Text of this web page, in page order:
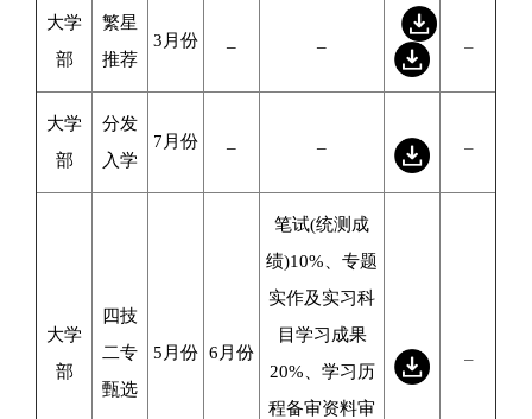
大学
部
繁星
推荐
3月份
大学
部
分发
入学
7月份
大学
部
四技
二专
甄选
5月份 6月份
笔试(统测成
绩)10%、专题
实作及实习科
目学习成果
20%、学习历
程备审资料审